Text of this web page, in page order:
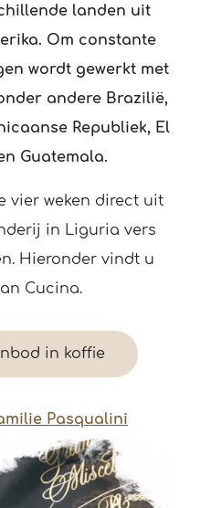
landen uit
Om constante
wordt gewerkt met
andere Brazilië,
Republiek, El
Guatemala.
vier weken direct uit
in Liguria vers
Hieronder vindt u
Cucina.
in koffie
Pasqualini